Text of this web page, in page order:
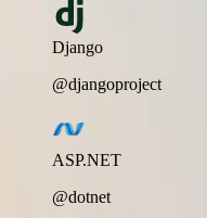
Django
@djangoproject
ASP.NET
@dotnet